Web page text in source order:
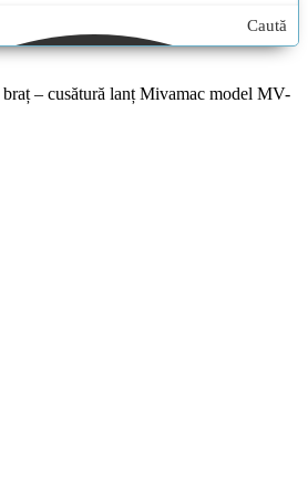
Caută
– cusătură lanț Mivamac model MV-